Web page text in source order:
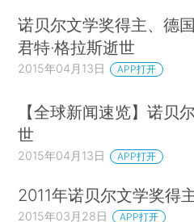
诺贝尔文学奖得主、德
君特·格拉斯逝世
2015年04月13日 APP打开
【全球新闻速览】诺贝
世
2015年04月13日 APP打开
2011年诺贝尔文学奖得
2015年03月28日 APP打开